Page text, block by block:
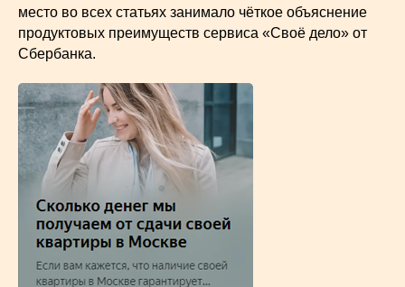
место во всех статьях занимало чёткое объяснение
продуктовых преимуществ сервиса «Своё дело» от
Сбербанка.